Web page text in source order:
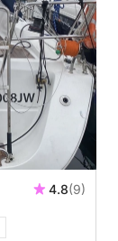
4.8(9)